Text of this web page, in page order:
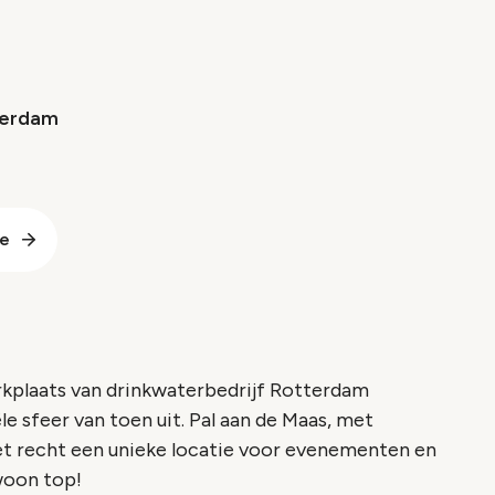
van drinkwaterbedrijf Rotterdam
sfeer van toen uit. Pal aan de Maas, met
een unieke locatie voor evenementen en
top!